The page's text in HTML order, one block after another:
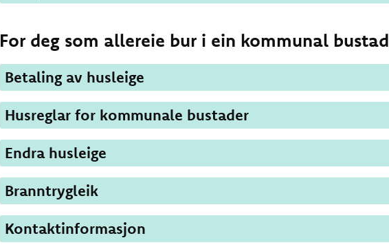
For deg som allereie bur i ein kommunal bustad
Betaling av husleige
Husreglar for kommunale bustader
Endra husleige
Branntrygleik
Kontaktinformasjon